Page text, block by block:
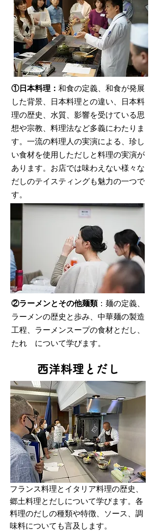
①日本料理 ： 和食の定義、和食が発展
した背景、
日本料理との違い、日本料
理の歴史、水質、影響を受けている思
想や宗教、料理法など多義にわたりま
す。一流の料理人の実演による、珍し
い食材を使用しただしと料理の実演が
あります。お店では味わ えない様々な
だしのテイスティングも魅力の一つで
す。
②ラーメンとその他麺類：麺の定義、
ラーメンの歴史と歩み、中華麺の製造
工程、ラーメンスープの食材とだし、
たれ について学びます。
西洋料理とだし
フランス料理とイタリア料理の歴史、
郷土料理とだしについて学びます。各
料理のだしの種類や特徴、ソース、調
味料についても言及します。